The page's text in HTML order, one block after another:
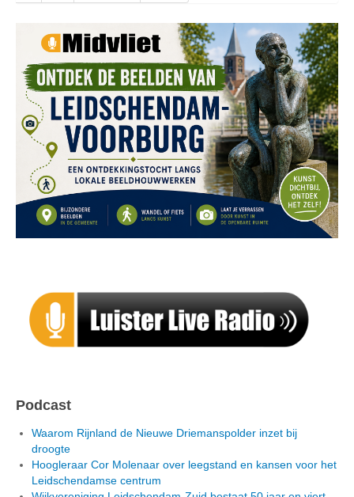
Podcast
Waarom Rijnland de Nieuwe Driemanspolder inzet bij
droogte
Hoogleraar Cor Molenaar over leegstand en kansen voor het
Leidschendamse centrum